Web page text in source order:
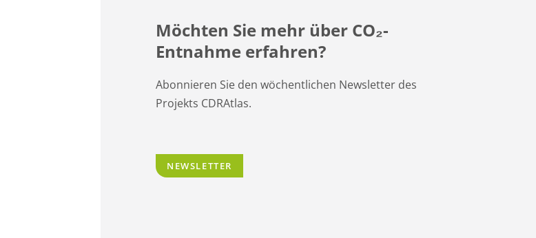
Möchten Sie mehr über CO₂-
Entnahme erfahren?
Abonnieren Sie den wöchentlichen Newsletter des
Projekts CDRAtlas.
NEWSLETTER